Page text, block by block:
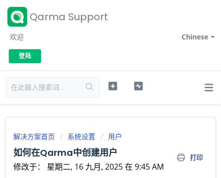
Qarma Support
Chinese
欢迎
登陆
解决方案首页 系统设置 用户
如何在Qarma中创建用户 打印
修改于： 星期二, 16 九月, 2025 在 9:45 AM